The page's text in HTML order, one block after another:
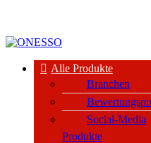
Alle Produkte
Branchen
Social-Media
Produkte